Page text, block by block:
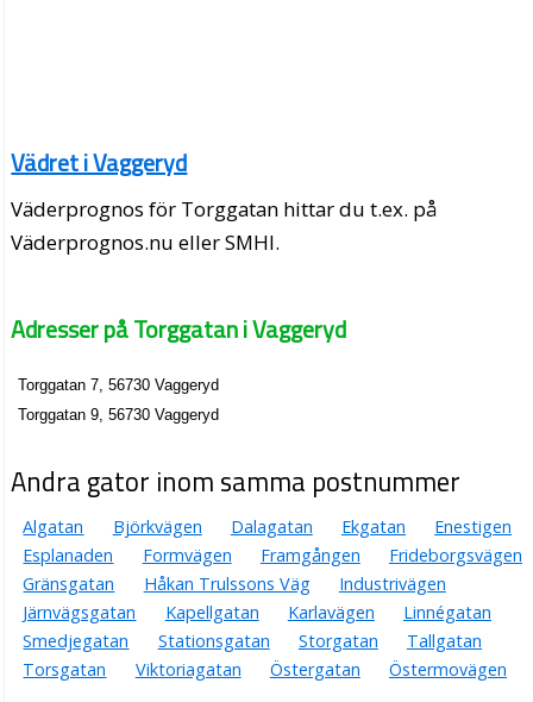
Vädret i Vaggeryd
Väderprognos för Torggatan hittar du t.ex. på
Väderprognos.nu eller SMHI.
Adresser på Torggatan i Vaggeryd
Torggatan 7, 56730 Vaggeryd
Torggatan 9, 56730 Vaggeryd
Andra gator inom samma postnummer
Algatan Björkvägen Dalagatan Ekgatan
Enestigen
Esplanaden
Formvägen Framgången
Frideborgsvägen
Gränsgatan
Håkan Trulssons Väg
Industrivägen
Järnvägsgatan
Kapellgatan Karlavägen
Linnégatan
Smedjegatan
Stationsgatan Storgatan
Tallgatan
Torsgatan
Viktoriagatan Östergatan Östermovägen